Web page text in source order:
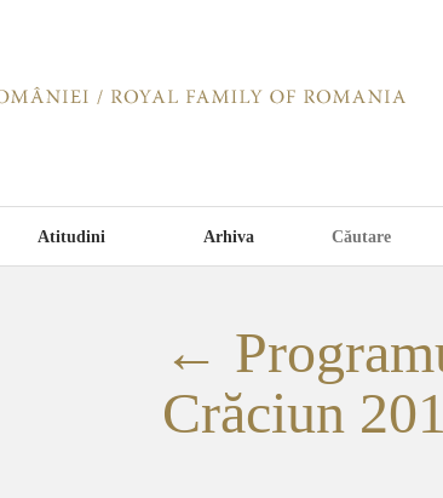
Atitudini Arhiva
←
Crăciun